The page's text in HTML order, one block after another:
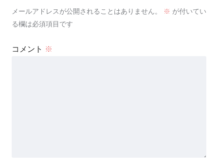
メールアドレスが公開されることはありません。 ※ が付いてい
る欄は必須項目です
コメント ※